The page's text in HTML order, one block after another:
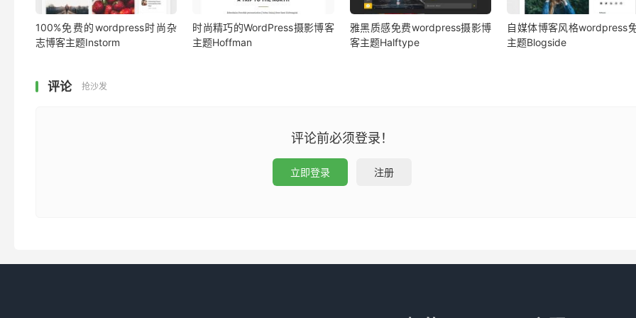
100%免费的wordpress时尚杂
志博客主题Instorm
时尚精巧的WordPress摄影博客
主题Hoffman
雅黑质感免费wordpress摄影博
客主题Halftype
自媒体博客风格wordpress
主题Blogside
评论 抢沙发
评论前必须登录！
立即登录 注册